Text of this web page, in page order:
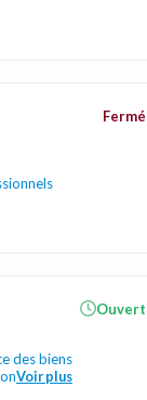
Fermé
des biens
Voir plus
Ouvert